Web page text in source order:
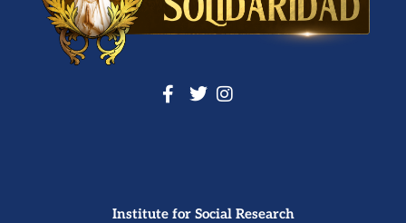
Institute for Social Research